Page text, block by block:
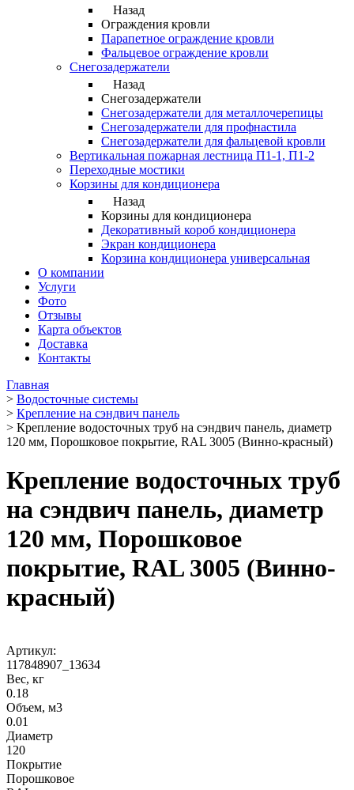
Назад
Ограждения кровли
Парапетное ограждение кровли
Фальцевое ограждение кровли
Снегозадержатели
Назад
Снегозадержатели
Снегозадержатели для металлочерепицы
Снегозадержатели для профнастила
Снегозадержатели для фальцевой кровли
Вертикальная пожарная лестница П1-1, П1-2
Переходные мостики
Корзины для кондиционера
Назад
Корзины для кондиционера
Декоративный короб кондиционера
Экран кондиционера
Корзина кондиционера универсальная
О компании
Услуги
Фото
Отзывы
Карта объектов
Доставка
Контакты
Главная
> Водосточные системы
> Крепление на сэндвич панель
> Крепление водосточных труб на сэндвич панель, диаметр
120 мм, Порошковое покрытие, RAL 3005 (Винно-красный)
Крепление водосточных труб
на сэндвич панель, диаметр
120 мм, Порошковое
покрытие, RAL 3005 (Винно-
красный)
Артикул:
117848907_13634
Вес, кг
0.18
Объем, м3
0.01
Диаметр
120
Покрытие
Порошковое